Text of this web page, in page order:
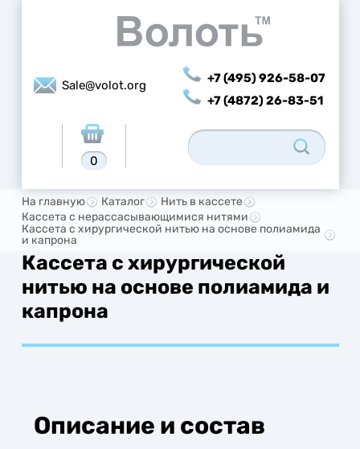
Sale@volot.org
+7 (495) 926-58-07
+7 (4872) 26-83-51
0
На главную Каталог
Нить в кассете
Кассета с нерассасывающимися нитями
Кассета с хирургической нитью на основе полиамида
и капрона
Кассета с хирургической
нитью на основе полиамида и
капрона
Описание и состав